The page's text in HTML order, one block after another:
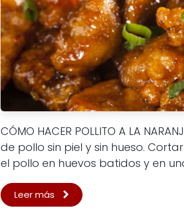
CÓMO HACER POLLITO A LA
de pollo sin piel y sin hueso.
el pollo en huevos batidos y en
Leer más